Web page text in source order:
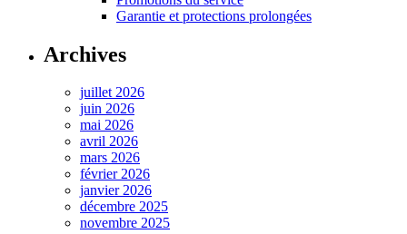
Garantie et protections prolongées
Archives
juillet 2026
juin 2026
mai 2026
avril 2026
mars 2026
février 2026
janvier 2026
décembre 2025
novembre 2025